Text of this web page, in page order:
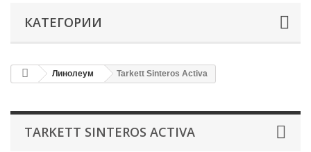
КАТЕГОРИИ
Линолеум Tarkett Sinteros Activa
TARKETT SINTEROS ACTIVA